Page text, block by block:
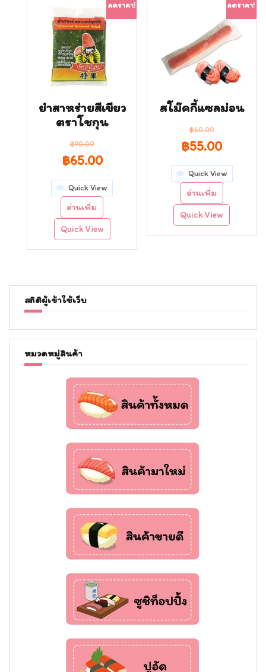
ลดราคา!
ยำสาหร่ายสีเขียว
ตราโชกุน
฿70.00
Original
price
was:
฿70.00.
฿65.00Current
price
is:
฿65.00.
Quick View
อ่านเพิ่ม
Quick View
ลดราคา!
สโม๊คกี้แซลม่อน
฿60.00
Original
price
was:
฿60.00.
฿55.00
price
is:
฿55.00.
Quick View
อ่านเพิ่ม
Quick View
สถิติผู้เข้าใช้เว็บ
หมวดหมู่สินค้า